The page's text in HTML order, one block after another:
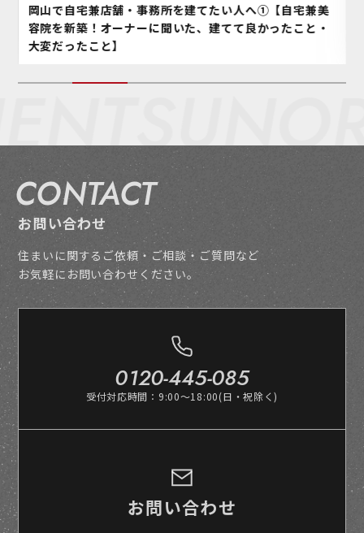
岡山で自宅兼店舗・事務所を建てたい人へ①【自宅兼美
容院を新築！オーナーに聞いた、建てて良かったこと・
大変だったこと】
CONTACT
お問い合わせ
住まいに関するご依頼・ご相談・ご質問など
お気軽にお問い合わせください。
0120-445-085
受付対応時間：9:00～18:00(日・祝除く)
お問い合わせ